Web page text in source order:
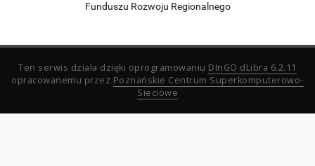
Funduszu Rozwoju Regionalnego
Ten serwis działa dzięki oprogramowaniu DInGO dLibra 6.2.11
opracowanemu przez Poznańskie Centrum Superkomputerowo-
Sieciowe